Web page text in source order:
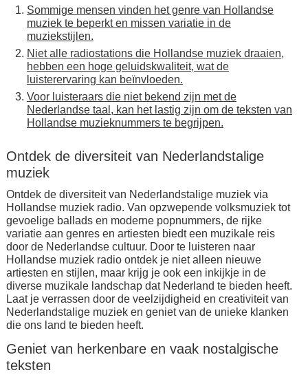
Sommige mensen vinden het genre van Hollandse
muziek te beperkt en missen variatie in de
muziekstijlen.
Niet alle radiostations die Hollandse muziek draaien,
hebben een hoge geluidskwaliteit, wat de
luisterervaring kan beïnvloeden.
Voor luisteraars die niet bekend zijn met de
Nederlandse taal, kan het lastig zijn om de teksten van
Hollandse muzieknummers te begrijpen.
Ontdek de diversiteit van Nederlandstalige
muziek
Ontdek de diversiteit van Nederlandstalige muziek via
Hollandse muziek radio. Van opzwepende volksmuziek tot
gevoelige ballads en moderne popnummers, de rijke
variatie aan genres en artiesten biedt een muzikale reis
door de Nederlandse cultuur. Door te luisteren naar
Hollandse muziek radio ontdek je niet alleen nieuwe
artiesten en stijlen, maar krijg je ook een inkijkje in de
diverse muzikale landschap dat Nederland te bieden heeft.
Laat je verrassen door de veelzijdigheid en creativiteit van
Nederlandstalige muziek en geniet van de unieke klanken
die ons land te bieden heeft.
Geniet van herkenbare en vaak nostalgische
teksten